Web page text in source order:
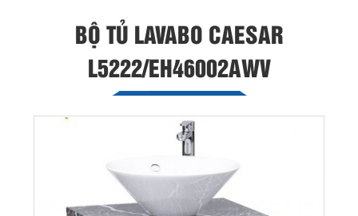
BỘ TỦ LAVABO CAESAR
L5222/EH46002AWV